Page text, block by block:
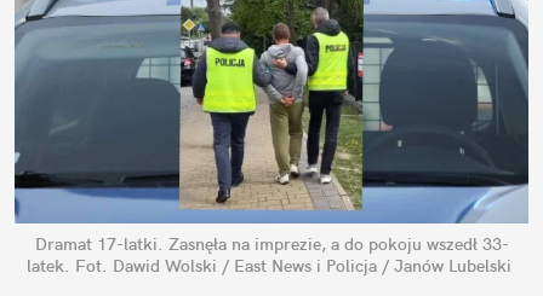
Dramat 17-latki. Zasnęła na imprezie, a do pokoju wszedł 33-
latek. Fot. Dawid Wolski / East News i Policja / Janów Lubelski